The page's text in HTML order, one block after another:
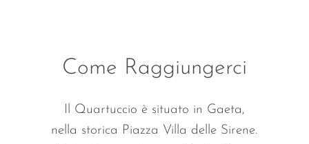
Come Raggiungerci
Il Quartuccio è situato in Gaeta,
nella storica Piazza Villa delle Sirene.